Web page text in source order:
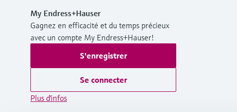
My Endress+Hauser
Gagnez en efficacité et du temps précieux
avec un compte My Endress+Hauser!
S'enregistrer
Se connecter
Plus d'infos